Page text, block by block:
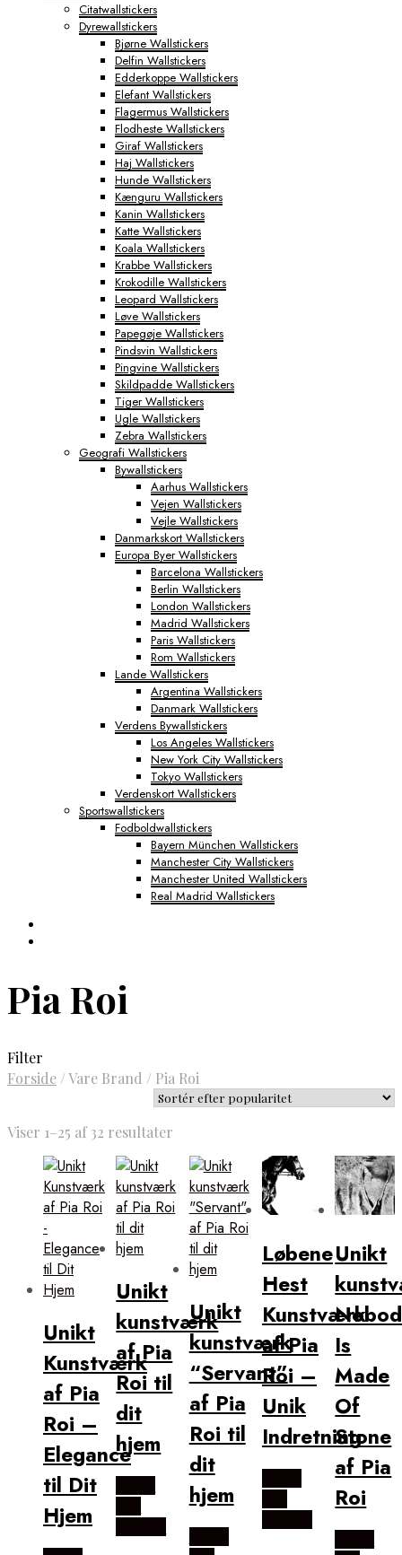
Citatwallstickers
Dyrewallstickers
Bjørne Wallstickers
Delfin Wallstickers
Edderkoppe Wallstickers
Elefant Wallstickers
Flagermus Wallstickers
Flodheste Wallstickers
Giraf Wallstickers
Haj Wallstickers
Hunde Wallstickers
Kænguru Wallstickers
Kanin Wallstickers
Katte Wallstickers
Koala Wallstickers
Krabbe Wallstickers
Krokodille Wallstickers
Leopard Wallstickers
Løve Wallstickers
Papegøje Wallstickers
Pindsvin Wallstickers
Pingvine Wallstickers
Skildpadde Wallstickers
Tiger Wallstickers
Ugle Wallstickers
Zebra Wallstickers
Geografi Wallstickers
Bywallstickers
Aarhus Wallstickers
Vejen Wallstickers
Vejle Wallstickers
Danmarkskort Wallstickers
Europa Byer Wallstickers
Barcelona Wallstickers
Berlin Wallstickers
London Wallstickers
Madrid Wallstickers
Paris Wallstickers
Rom Wallstickers
Lande Wallstickers
Argentina Wallstickers
Danmark Wallstickers
Verdens Bywallstickers
Los Angeles Wallstickers
New York City Wallstickers
Tokyo Wallstickers
Verdenskort Wallstickers
Sportswallstickers
Fodboldwallstickers
Bayern München Wallstickers
Manchester City Wallstickers
Manchester United Wallstickers
Real Madrid Wallstickers
Pia Roi
Filter
Forside /Vare Brand / Pia Roi
Viser 1–25 af 32 resultater
popularitet
Unikt
Kunstværk
af Pia
Roi –
Elegance
til Dit
Hjem
Unikt
kunstværk
af Pia
Roi til
dit
hjem
Unikt
kunstværk
“Servant”
af Pia
Roi til
dit
hjem
Løbene
Hest
Kunstværk
af Pia
Roi –
Unik
Indretning
Unikt
Is
Made
Of
Stone
af Pia
Roi